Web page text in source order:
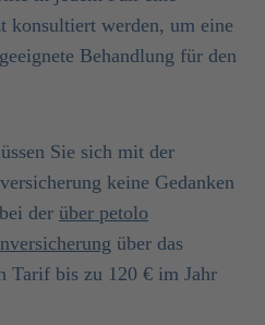
konsultiert werden, um eine
Behandlung für den
Sie sich mit der
keine Gedanken
der über petolo
über das
Tarif bis zu 120 € im Jahr